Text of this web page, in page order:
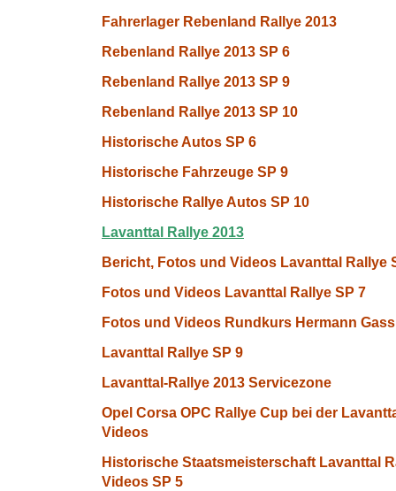
Fahrerlager Rebenland Rallye 2013
Rebenland Rallye 2013 SP 6
Rebenland Rallye 2013 SP 9
Rebenland Rallye 2013 SP 10
Historische Autos SP 6
Historische Fahrzeuge SP 9
Historische Rallye Autos SP 10
Lavanttal Rallye 2013
Bericht, Fotos und Videos Lavanttal Rallye
Fotos und Videos Lavanttal Rallye SP 7
Fotos und Videos Rundkurs Hermann
Lavanttal Rallye SP 9
Lavanttal-Rallye 2013 Servicezone
Opel Corsa OPC Rallye Cup bei der
Videos
Historische Staatsmeisterschaft Lavanttal
Videos SP 5